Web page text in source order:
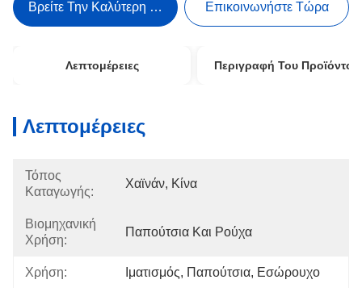
Βρείτε Την Καλύτερη Τιμή Επικοινωνήστε Τώρα
Λεπτομέρειες Περιγραφή Του Προϊόντος
Λεπτομέρειες
Τόπος
Καταγωγής:
Χαϊνάν, Κίνα
Βιομηχανική
Χρήση:
Παπούτσια Και Ρούχα
Χρήση: Ιματισμός, Παπούτσια, Εσώρουχο